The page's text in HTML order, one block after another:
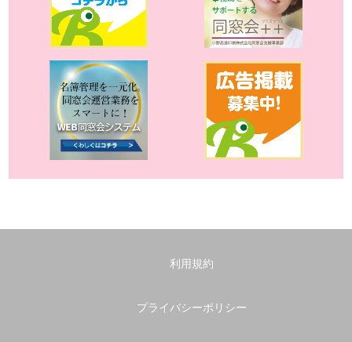
利用規約
プライバシーポリシー